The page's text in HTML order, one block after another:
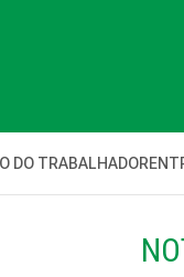
DO TRABALHADOR